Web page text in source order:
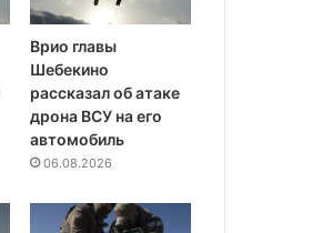
Врио главы
Шебекино
рассказал об атаке
дрона ВСУ на его
автомобиль
06.08.2026